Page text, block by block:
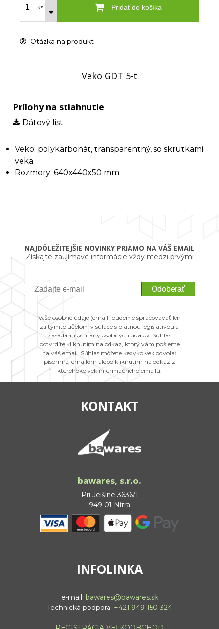
ks Pridať do košíka
Otázka na produkt
Veko GDT 5-t
Prílohy na stiahnutie
Dátový list
Veko: polykarbonát, transparentný, so skrutkami
veka.
Rozmery: 640x440x50 mm.
NAJDÔLEŽITEJŠIE NOVINKY PRIAMO NA VÁŠ EMAIL
Získajte zaujímavé informácie vždy medzi prvými
Odoberať
Vaše osobné údaje (email) budeme spracovávať len
za týmto účelom v súlade s platnou legislatívou a
zásadami ochrany osobných údajov. Súhlas
potvrdíte kliknutím na odkaz, ktorý vám pošleme
na váš email. Súhlas môžete kedykoľvek odvolať
písomne, emailom alebo kliknutím na odkaz z
ktoréhokoľvek informačného emailu.
KONTAKT
bawares, s.r.o.
Pri Jelšine 3636/1
949 01 Nitra
INFOLINKA
e-mail: bawares@bawares.sk
Technická podpora: +421 949 150 324